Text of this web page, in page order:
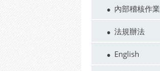
內部稽核作業
法規辦法
English